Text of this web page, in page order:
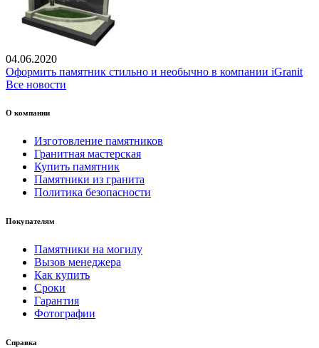
04.06.2020
Оформить памятник стильно и необычно в компании iGranit
Все новости
О компании
Изготовление памятников
Гранитная мастерская
Купить памятник
Памятники из гранита
Политика безопасности
Покупателям
Памятники на могилу
Вызов менеджера
Как купить
Сроки
Гарантия
Фотографии
Справка